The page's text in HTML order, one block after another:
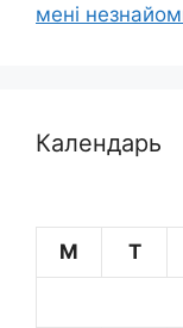
мені
Календарь
M
T